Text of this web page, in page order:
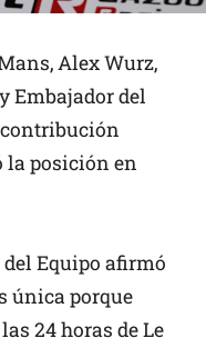
Alex Wurz,
Embajador del
la posición en
Equipo afirmó
única porque
24 horas de Le